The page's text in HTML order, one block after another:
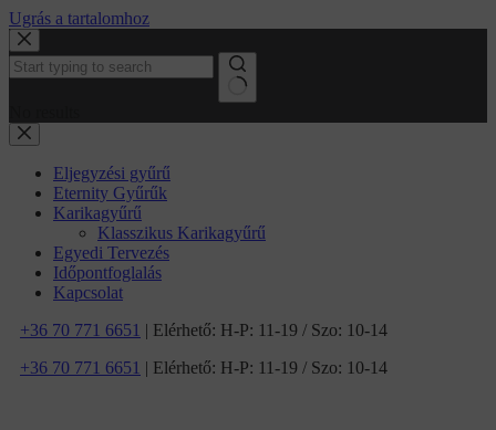
Ugrás a tartalomhoz
Eljegyzési gyűrű
Eternity Gyűrűk
Karikagyűrű
Klasszikus Karikagyűrű
Egyedi Tervezés
Időpontfoglalás
Kapcsolat
+36 70 771 6651 | Elérhető: H-P: 11-19 / Szo: 10-14
+36 70 771 6651 | Elérhető: H-P: 11-19 / Szo: 10-14